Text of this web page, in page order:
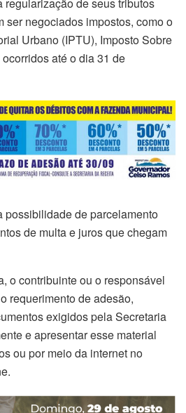
ser negociados impostos, como o
Urbano (IPTU), Imposto Sobre
até o dia 31 de
possibilidade de parcelamento
de multa e juros que chegam
o contribuinte ou o responsável
requerimento de adesão,
exigidos pela Secretaria
e apresentar esse material
ou por meio da internet no